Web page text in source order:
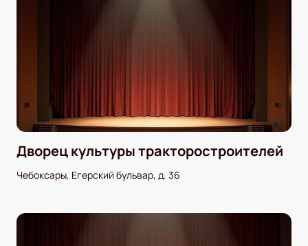
Дворец культуры тракторостроителей
Чебоксары, Егерский бульвар, д. 36